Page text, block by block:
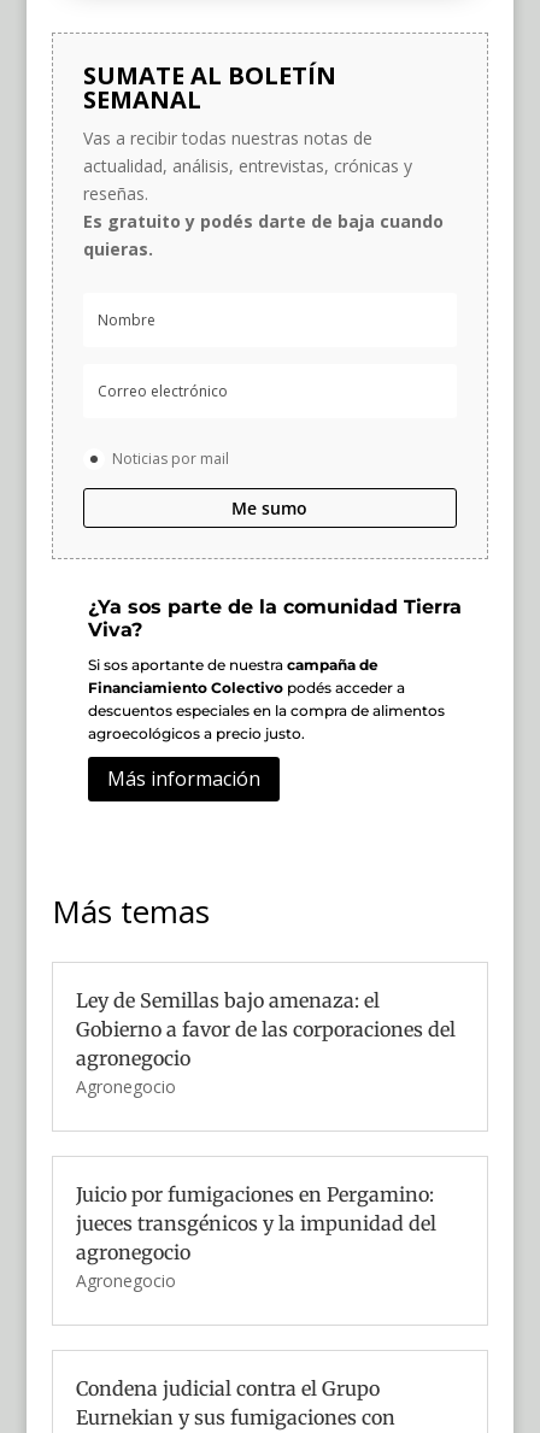
SUMATE AL BOLETÍN
SEMANAL
Vas a recibir todas nuestras notas de
actualidad, análisis, entrevistas, crónicas y
reseñas.
Es gratuito y podés darte de baja cuando
quieras.
Noticias por mail
Me sumo
¿Ya sos parte de la comunidad Tierra
Viva?
Si sos aportante de nuestra campaña de
Financiamiento Colectivopodés acceder a
descuentos especiales en la compra de alimentos
agroecológicos a precio justo.
Más información
Más temas
Ley de Semillas bajo amenaza: el
Gobierno a favor de las corporaciones del
agronegocio
Agronegocio
Juicio por fumigaciones en Pergamino:
jueces transgénicos y la impunidad del
agronegocio
Agronegocio
Condena judicial contra el Grupo
Eurnekian y sus fumigaciones con